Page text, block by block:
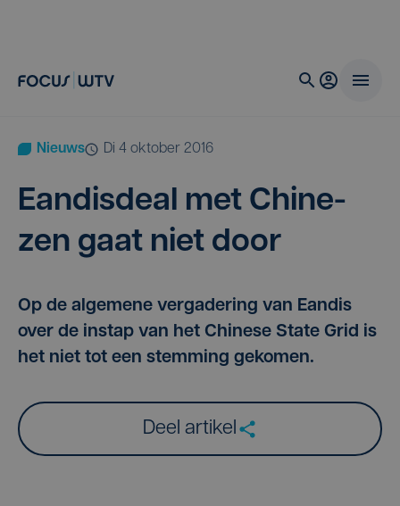
Nieuws di 4 oktober 2016
Ean­dis­deal met Chi­ne­
zen gaat niet door
Op de algemene vergadering van Eandis
over de instap van het Chinese State Grid is
het niet tot een stemming gekomen.
Deel artikel